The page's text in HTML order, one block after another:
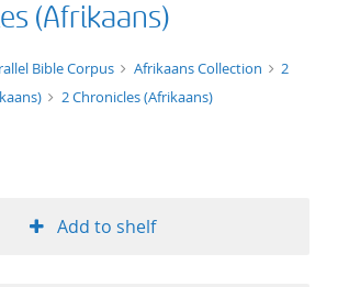
(Afrikaans)
Bible Corpus Afrikaans Collection
2
2 Chronicles (Afrikaans)
Add to shelf